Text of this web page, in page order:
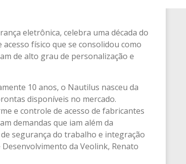
eletrônica, celebra uma década do
físico que se consolidou como
de alto grau de personalização e
10 anos, o Nautilus nasceu da
disponíveis no mercado.
e controle de acesso de fabricantes
demandas que iam além da
segurança do trabalho e integração
da Veolink, Renato